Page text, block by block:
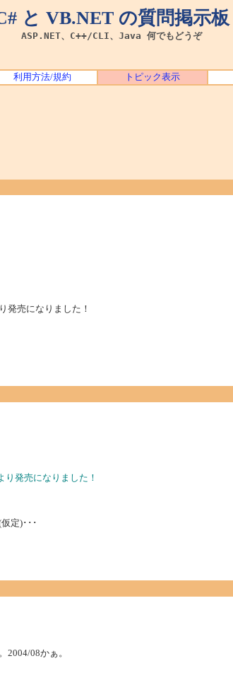
と VB.NET の質問掲示板
ASP.NET、C++/CLI、Java 何でもどうぞ
利用方法/規約 トピック表示
発売になりました！
発売になりました！
定)･･･
2004/08かぁ。